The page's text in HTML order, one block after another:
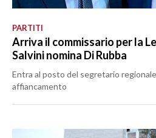
PARTITI
Arriva il commissario per la
Salvini nomina Di Rubba
Entra al posto del segretario
affiancamento